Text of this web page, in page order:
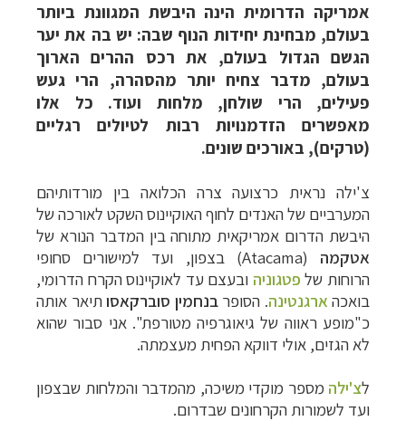
אמריקה הדרומית הינה היבשת המגוונת ביותר
בעולם, מבחינת יחידות הנוף שבה: יש בה את יער
הגשם הגדול בעולם, את רכס ההרים הארוך
בעולם, מדבר צחיח יותר מהסהרה, הרי געש
פעילים, הרי שולחן, מלחות ועוד. כל אלו
מאפשרים הזדמנויות רבות לטיולים רגליים
(טרקים), באורכים שונים.
צ'ילה נראית כרצועה צרה הכלואה בין מורדותיהם
המערביים של האנדים לחוף האוקיינוס השקט לאורכה של
היבשת הדרום אמריקאית מתוחה בין המדבר הנורא של
אטקמה (
Atacama) בצפון, ועד למישורים סחופי
הרוחות של פטגוניה ובעצם עד לאוקיינוסהקרח הדרומי,
בואכה ארגנטינה. הסופרבנחמין סוברקאסותיאר אותה
כ"מופע ראווה שלגיאוגרפיה מטורפת". אני סבור שהוא
לא הגזים, אולי דווקא הפחית מעצמתה.
לצ'ילה מספר מוקדי משיכה, מהמדבר והמלחות שבצפון
ועד לשמורות הקרחונים שבדרום.